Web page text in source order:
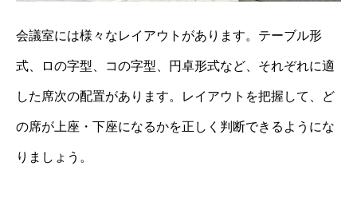
会議室には様々なレイアウトがあります。テーブル形
式、ロの字型、コの字型、円卓形式など、それぞれに適
した席次の配置があります。レイアウトを把握して、ど
の席が上座・下座になるかを正しく判断できるようにな
りましょう。